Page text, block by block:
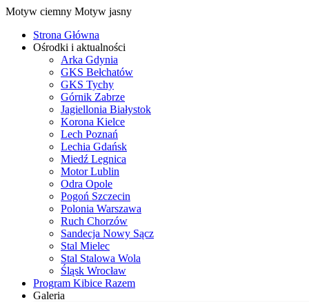
Motyw ciemny Motyw jasny
Strona Główna
Ośrodki i aktualności
Arka Gdynia
GKS Bełchatów
GKS Tychy
Górnik Zabrze
Jagiellonia Białystok
Korona Kielce
Lech Poznań
Lechia Gdańsk
Miedź Legnica
Motor Lublin
Odra Opole
Pogoń Szczecin
Polonia Warszawa
Ruch Chorzów
Sandecja Nowy Sącz
Stal Mielec
Stal Stalowa Wola
Śląsk Wrocław
Program Kibice Razem
Galeria